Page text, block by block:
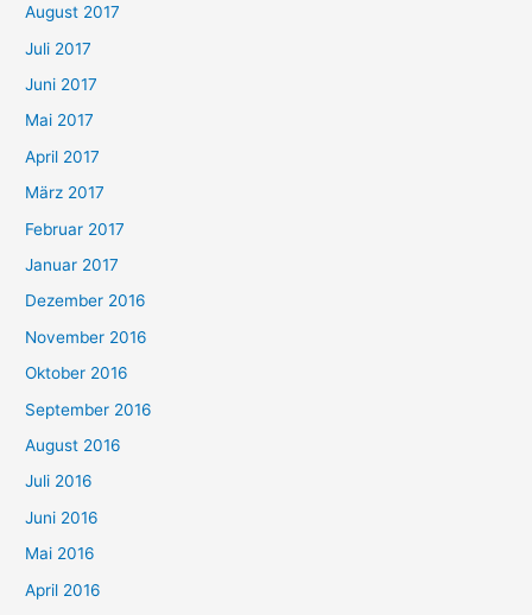
August 2017
Juli 2017
Juni 2017
Mai 2017
April 2017
März 2017
Februar 2017
Januar 2017
Dezember 2016
November 2016
Oktober 2016
September 2016
August 2016
Juli 2016
Juni 2016
Mai 2016
April 2016